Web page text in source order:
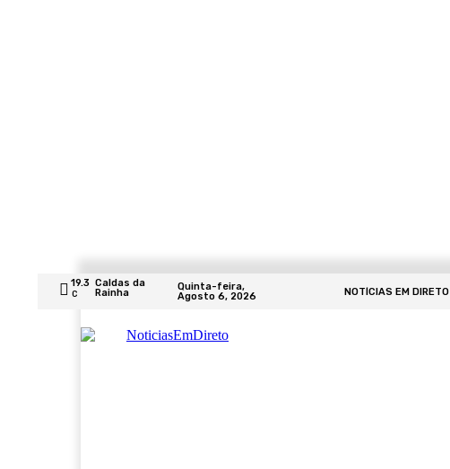
19.3
C
Caldas da
Rainha
Quinta-feira,
Agosto 6, 2026
NOTÍCIAS EM DIRETO